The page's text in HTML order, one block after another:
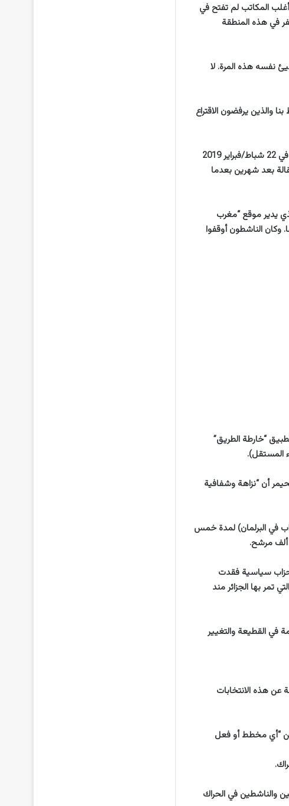
المكاتب لم تفتح في
في هذه المنطقة
قبل والشيئ نفسه هذه المرة. لا
تحيط بنا والذين يرفضون الاقتراع
وهي أول انتخابات تشريعية منذ انطلاق حركة الاحتجاجات الشعبية السلمية غير المسبوقة في 22 شباط/فبراير 2019
بعد شهرين بعدما
يدير موقع “مغرب
وكان الناشطون أوقفوا
مصمّمة على تطبيق “خارطة الطريق”
المستقل).
أن “نزاهة وشفافية
النواب في البرلمان) لمدة خمس
سياسية فقدت
تمر بها الجزائر مند
في القطيعة والتغيير
عن هذه الانتخابات
من “أي مخطط أو فعل
والناشطين في الحراك